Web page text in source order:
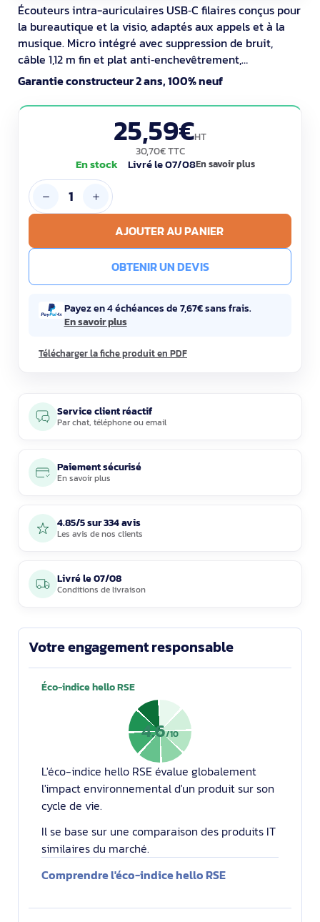
Écouteurs intra-auriculaires USB‑C filaires conçus pour
la bureautique et la visio, adaptés aux appels et à la
musique. Micro intégré avec suppression de bruit,
câble 1,12 m fin et plat anti‑enchevêtrement,
commandes volume et prise d’appel. Trois tailles
d’embouts pour l’ajustement. Résistants à la sueur/
éclaboussures. Garantie 24 mois.
Garantie constructeur 2 ans, 100% neuf
25,59€HT
30,70€ TTC
En stock Livré le 07/08En savoir plus
AJOUTER AU PANIER
OBTENIR UN DEVIS
Payez en 4 échéances de 7,67€ sans frais.
En savoir plus
Télécharger la fiche produit en PDF
Service client réactif
Parchat, téléphoneouemail
Paiement sécurisé
En savoir plus
4.85/5 sur 334 avis
Les avis de nos clients
Livré le07/08
Conditions de livraison
Votre engagement responsable
Éco-indice hello RSE
4.6/10
L'éco-indice hello RSE évalue globalement
l'impact environnemental d'un produit sur son
cycle de vie.
Il se base sur une comparaison des produits IT
similaires du marché.
Comprendre l'éco-indice hello RSE